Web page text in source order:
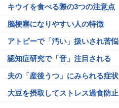
キウイを食べる際の3つの注意点
脳梗塞になりやすい人の特徴
アトピーで「汚い」扱いされ苦悩
認知症研究で「音」注目される
夫の「産後うつ」にみられる症状
大豆を摂取してストレス過食防止